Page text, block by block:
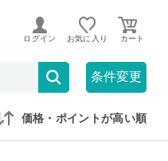
ログイン お気に入り
条件変更
セール対象のみ
価格・ポイントが高い順